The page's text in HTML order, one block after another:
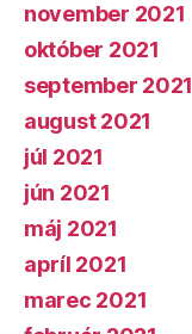
november 2021
október 2021
september 2021
august 2021
júl 2021
jún 2021
máj 2021
apríl 2021
marec 2021